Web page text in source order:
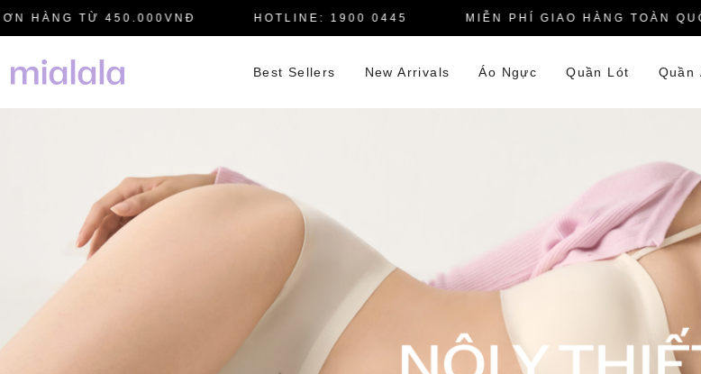
TỪ 450.000VNĐ HOTLINE: 1900 0445 MIỄN PHÍ GIAO HÀNG TOÀN
Best Sellers New Arrivals Áo Ngực Quần Lót Quần